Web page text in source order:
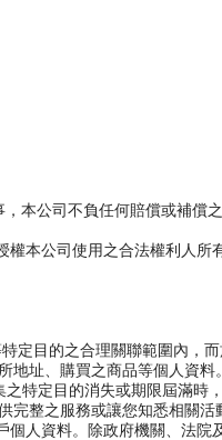
本公司不負任何賠償或補償
本公司使用之合法權利人所
定目的之合理關聯範圍內，
址、購買之商品等個人資料。
特定目的消失或期限屆滿時
整之服務或讓您知悉相關活
人資料。除政府機關、法院